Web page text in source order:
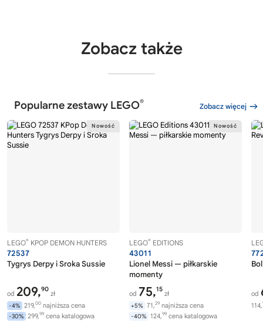
Zobacz także
Popularne zestawy LEGO® Zobacz więcej
LEGO® KPOP DEMON HUNTERS
72537
Tygrys Derpy i Sroka Sussie
od 209,90
zł
-4% 219,00 najniższa cena
-30% 299,99 cena katalogowa
LEGO® EDITIONS
43011
Lionel Messi — piłkarskie
momenty
od 75,15
zł
+5% 71,29 najniższa cena
-40% 124,99 cena katalogowa
od
114,